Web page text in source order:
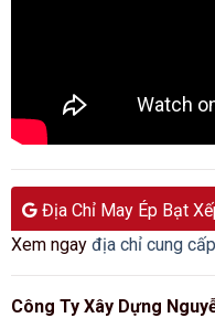
Địa Chỉ May Ép Bạt
Xem ngay địa chỉ cung
Công Ty Xây Dựng